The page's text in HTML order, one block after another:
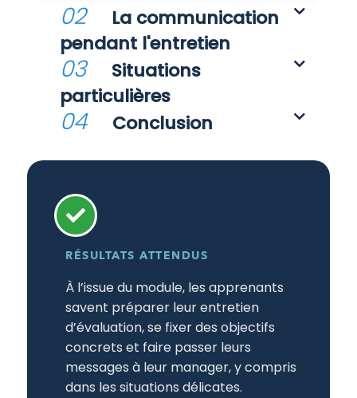
02
La communication
pendant l'entretien
03
Situations
particulières
04 Conclusion
RÉSULTATS ATTENDUS
À l’issue du module, les apprenants
savent préparer leur entretien
d’évaluation, se fixer des objectifs
concrets et faire passer leurs
messages à leur manager, y compris
dans les situations délicates.